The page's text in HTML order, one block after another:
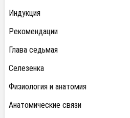
Индукция
Рекомендации
Глава седьмая
Селезенка
Физиология и анатомия
Анатомические связи